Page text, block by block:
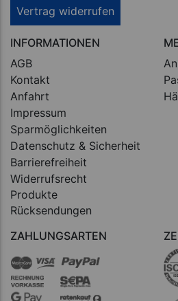
Vertrag widerrufen
INFORMATIONEN
AGB
Kontakt
Anfahrt
Impressum
Sparmöglichkeiten
Datenschutz & Sicherheit
Barrierefreiheit
Widerrufsrecht
Produkte
Rücksendungen
ZAHLUNGSARTEN